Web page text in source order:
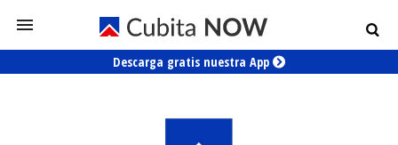
Descarga gratis nuestra App